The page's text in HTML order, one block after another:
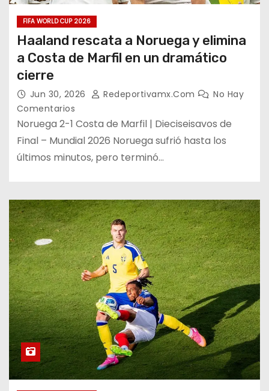
FIFA WORLD CUP 2026
Haaland rescata a Noruega y elimina
a Costa de Marfil en un dramático
cierre
Jun 30, 2026 Redeportivamx.com
No Hay
Comentarios
Noruega 2-1 Costa de Marfil | Dieciseisavos de
Final – Mundial 2026 Noruega sufrió hasta los
últimos minutos, pero terminó…